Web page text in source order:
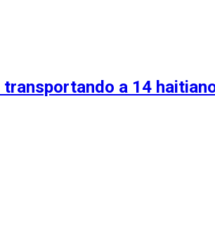
a 14